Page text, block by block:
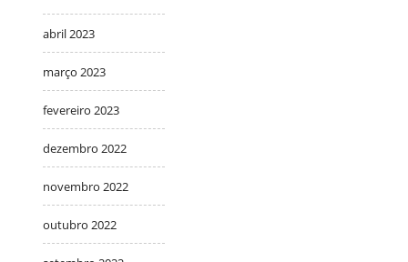
abril 2023
março 2023
fevereiro 2023
dezembro 2022
novembro 2022
outubro 2022